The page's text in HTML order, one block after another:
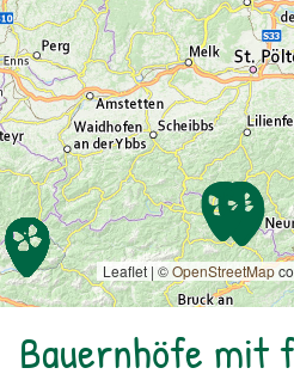
Leaflet | ©OpenStreetMap
Bauernhöfe mit